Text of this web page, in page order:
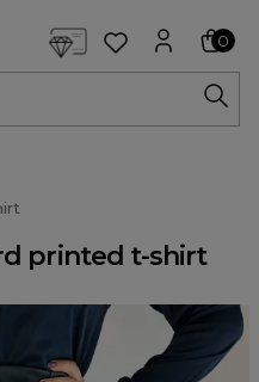
0
printed t-shirt